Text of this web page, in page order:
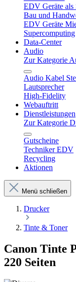
EDV Geräte als
Bau und
EDV Geräte
Supercomputing
Data-Center
Audio
Zur Kategorie
Audio Kabel
Lautsprecher
High-Fidelity
Webauftritt
Dienstleistungen
Zur Kategorie
Gutscheine
Techniker EDV
Recycling
Aktionen
Menü schließen
Drucker
Tinte & Toner
Canon Tinte
220 Seiten